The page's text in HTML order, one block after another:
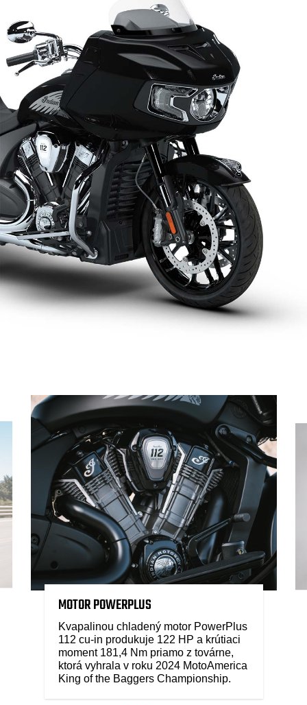
MOTOR POWERPLUS
Kvapalinou chladený motor PowerPlus
112 cu-in produkuje 122 HP a krútiaci
moment 181,4 Nm priamo z továrne,
ktorá vyhrala v roku 2024 MotoAmerica
King of the Baggers Championship.